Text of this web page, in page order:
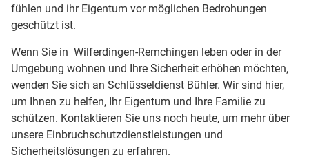
fühlen und ihr Eigentum vor möglichen Bedrohungen
geschützt ist.
Wenn Sie in Wilferdingen-Remchingen leben oder in der
Umgebung wohnen und Ihre Sicherheit erhöhen möchten,
wenden Sie sich an Schlüsseldienst Bühler. Wir sind hier,
um Ihnen zu helfen, Ihr Eigentum und Ihre Familie zu
schützen. Kontaktieren Sie uns noch heute, um mehr über
unsere Einbruchschutzdienstleistungen und
Sicherheitslösungen zu erfahren.